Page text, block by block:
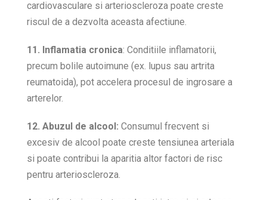
cardiovasculare si arterioscleroza poate creste
riscul de a dezvolta aceasta afectiune.
11. Inflamatia cronica: Conditiile inflamatorii,
precum bolile autoimune (ex. lupus sau artrita
reumatoida), pot accelera procesul de ingrosare a
arterelor.
12. Abuzul de alcool: Consumul frecvent si
excesiv de alcool poate creste tensiunea arteriala
si poate contribui la aparitia altor factori de risc
pentru arterioscleroza.